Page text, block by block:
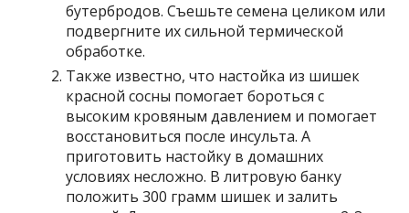
бутербродов. Съешьте семена целиком или
подвергните их сильной термической
обработке.
Также известно, что настойка из шишек
красной сосны помогает бороться с
высоким кровяным давлением и помогает
восстановиться после инсульта. А
приготовить настойку в домашних
условиях несложно. В литровую банку
положить 300 грамм шишек и залить